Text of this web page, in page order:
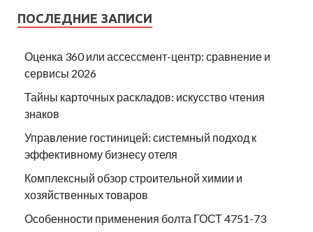
ПОСЛЕДНИЕ ЗАПИСИ
Оценка 360 или ассессмент-центр: сравнение и
сервисы 2026
Тайны карточных раскладов: искусство чтения
знаков
Управление гостиницей: системный подход к
эффективному бизнесу отеля
Комплексный обзор строительной химии и
хозяйственных товаров
Особенности применения болта ГОСТ 4751-73